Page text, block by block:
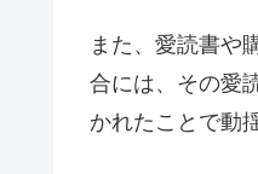
また、愛読書や
合には、その愛
かれたことで動